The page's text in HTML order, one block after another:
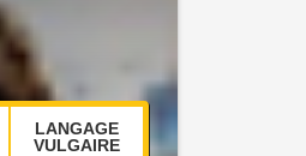
LANGAGE
VULGAIRE